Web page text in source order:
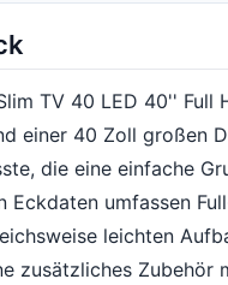
TV 40 LED 40'' Full
einer 40 Zoll großen
die eine einfache
Eckdaten umfassen
leichten
zusätzliches Zubehör